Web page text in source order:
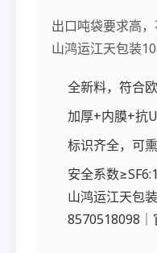
出口吨袋要求高
山鸿运江天包装
全新料，符合
加厚+内膜+抗
标识齐全，可
安全系数
山鸿运江天包
8570518098｜